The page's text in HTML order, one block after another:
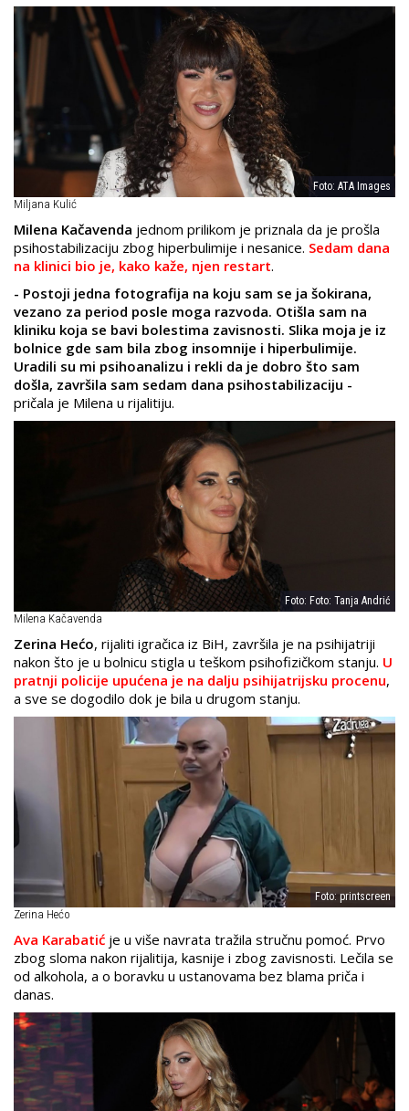
Foto: ATA Images
Miljana Kulić
Milena Kačavenda jednom prilikom je priznala da je prošla
psihostabilizaciju zbog hiperbulimije i nesanice. Sedam dana
na klinici bio je, kako kaže, njen restart.
- Postoji jedna fotografija na koju sam se ja šokirana,
vezano za period posle moga razvoda. Otišla sam na
kliniku koja se bavi bolestima zavisnosti. Slika moja je iz
bolnice gde sam bila zbog insomnije i hiperbulimije.
Uradili su mi psihoanalizu i rekli da je dobro što sam
došla, završila sam sedam dana psihostabilizaciju -
pričala je Milena u rijalitiju.
Foto: Foto: Tanja Andrić
Milena Kačavenda
Zerina Hećo, rijaliti igračica iz BiH, završila je na psihijatriji
nakon što je u bolnicu stigla u teškom psihofizičkom stanju. U
pratnji policije upućena je na dalju psihijatrijsku procenu,
a sve se dogodilo dok je bila u drugom stanju.
Foto: printscreen
​Zerina Hećo
Ava Karabatić je u više navrata tražila stručnu pomoć. Prvo
zbog sloma nakon rijalitija, kasnije i zbog zavisnosti. Lečila se
od alkohola, a o boravku u ustanovama bez blama priča i
danas.